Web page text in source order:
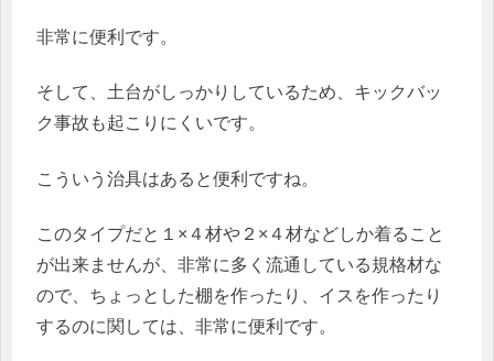
非常に便利です。
そして、土台がしっかりしているため、キックバッ
ク事故も起こりにくいです。
こういう治具はあると便利ですね。
このタイプだと１×４材や２×４材などしか着ること
が出来ませんが、非常に多く流通している規格材な
ので、ちょっとした棚を作ったり、イスを作ったり
するのに関しては、非常に便利です。